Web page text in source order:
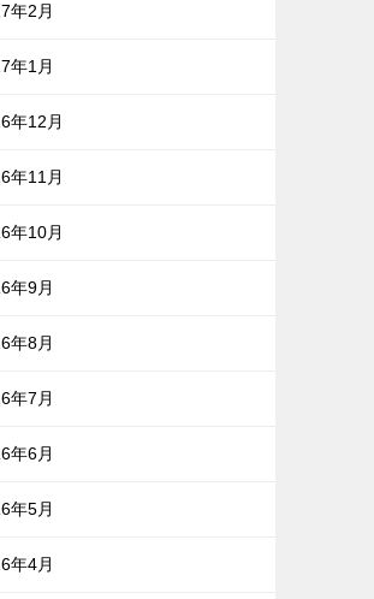
年2月
年1月
年12月
年11月
年10月
年9月
年8月
年7月
年6月
年5月
年4月